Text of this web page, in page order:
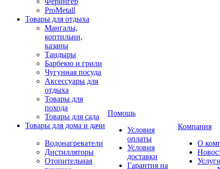
ProMetall
Товары для отдыха
Мангалы,
коптильни,
казаны
Тандыры
Барбекю и грили
Чугунная посуда
Аксессуары для
отдыха
Товары для
похода
Товары для сада
Товары для дома и дачи
Водонагреватели
Дистилляторы
Отопительная
Помощь
Условия
оплаты
Условия
доставки
Гарантия на
Компания
О